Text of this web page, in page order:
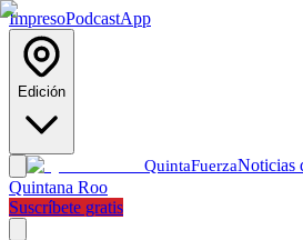
ImpresoPodcastApp
Edición
QuintaFuerzaNoticias
Quintana Roo
Suscríbete gratis